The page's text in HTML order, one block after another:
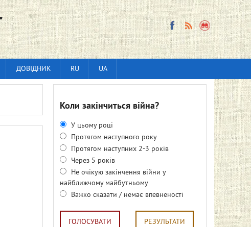
ДОВІДНИК RU UA
Коли закінчиться війна?
У цьому році
Протягом наступного року
Протягом наступних 2-3 років
Через 5 років
Не очікую закінчення війни у
найближчому майбутньому
Важко сказати / немає впевненості
ГОЛОСУВАТИ РЕЗУЛЬТАТИ